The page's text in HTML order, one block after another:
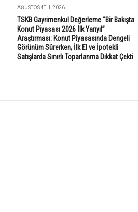
AĞUSTOS 4TH, 2026
TSKB Gayrimenkul Değerleme “Bir Bakışta
Konut Piyasası 2026 İlk Yarıyıl”
Araştırması: Konut Piyasasında Dengeli
Görünüm Sürerken, İlk El ve İpotekli
Satışlarda Sınırlı Toparlanma Dikkat Çekti